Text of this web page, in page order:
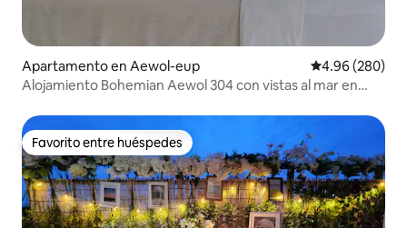
Apartamento en Aewol-eup Calificación
4.96 (280)
Alojamiento Bohemian Aewol 304 con vistas al mar en
Favorito entre huéspedes
Favorito entre huéspedes